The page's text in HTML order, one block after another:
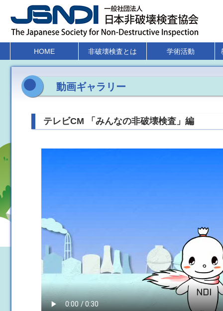
HOME 非破壊検査とは 学術活動
動画ギャラリー
テレビCM 「みんなの非破壊検査」編